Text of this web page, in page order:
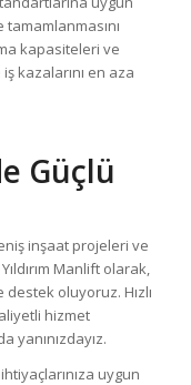
kapasiteleri ve
kazalarını en aza
Güçlü
inşaat projeleri ve
Manlift olarak,
oluyoruz. Hızlı
hizmet
yanınızdayız.
uygun